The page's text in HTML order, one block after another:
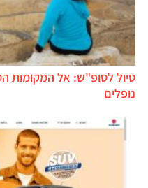
טיול לסופ"ש: אל המקומות
נופלים